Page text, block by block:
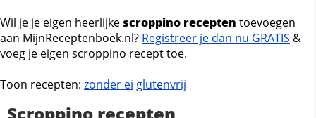
Wil je je eigen heerlijke scroppino recepten toevoegen
aan MijnReceptenboek.nl? Registreer je dan nu GRATIS &
voeg je eigen scroppino recept toe.
Toon recepten: zonder ei glutenvrij